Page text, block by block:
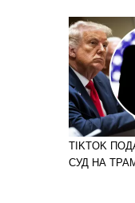
TIKTOK
СУД НА